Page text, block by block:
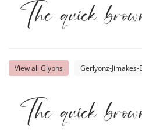
The quick
View all Glyphs Gerlyonz-
The quick